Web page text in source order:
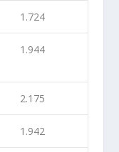
1.724
1.944
2.175
1.942